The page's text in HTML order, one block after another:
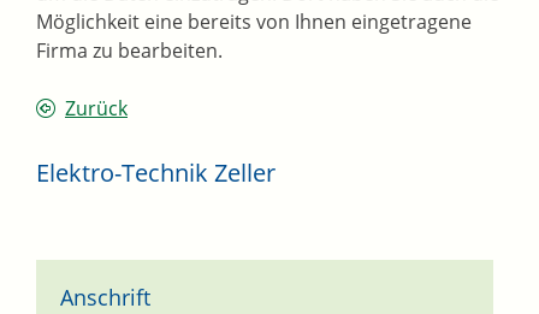
Möglichkeit eine bereits von Ihnen eingetragene
Firma zu bearbeiten.
Zurück
Elektro-Technik Zeller
Anschrift